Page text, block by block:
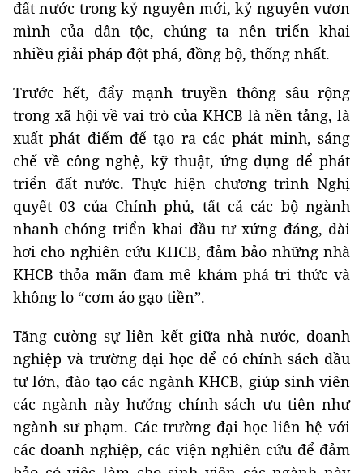
đất nước trong kỷ nguyên mới, kỷ nguyên vươn
mình của dân tộc, chúng ta nên triển khai
nhiều giải pháp đột phá, đồng bộ, thống nhất.
Trước hết, đẩy mạnh truyền thông sâu rộng
trong xã hội về vai trò của KHCB là nền tảng, là
xuất phát điểm để tạo ra các phát minh, sáng
chế về công nghệ, kỹ thuật, ứng dụng để phát
triển đất nước. Thực hiện chương trình Nghị
quyết 03 của Chính phủ, tất cả các bộ ngành
nhanh chóng triển khai đầu tư xứng đáng, dài
hơi cho nghiên cứu KHCB, đảm bảo những nhà
KHCB thỏa mãn đam mê khám phá tri thức và
không lo “cơm áo gạo tiền”.
Tăng cường sự liên kết giữa nhà nước, doanh
nghiệp và trường đại học để có chính sách đầu
tư lớn, đào tạo các ngành KHCB, giúp sinh viên
các ngành này hưởng chính sách ưu tiên như
ngành sư phạm. Các trường đại học liên hệ với
các doanh nghiệp, các viện nghiên cứu để đảm